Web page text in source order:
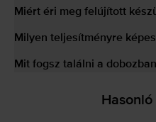
Miért éri meg felújított
Milyen teljesítményre
Mit fogsz találni a